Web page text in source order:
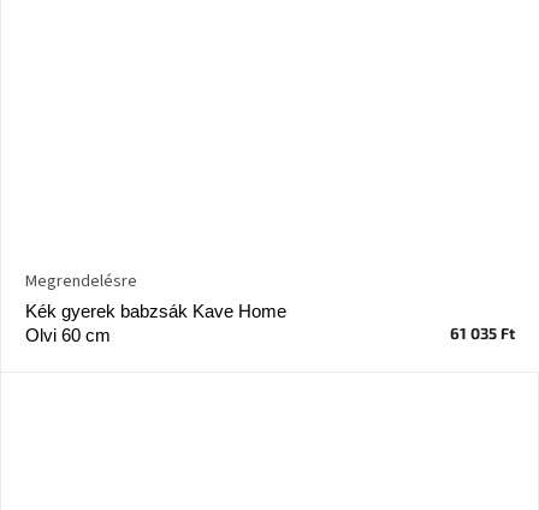
Kék gyerek babzsák Kave Home
Olvi 60 cm
Megrendelésre
61 035 Ft